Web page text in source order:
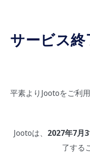
サービス
平素よりJootoをご利
Jootoは、 2027年7月
了する